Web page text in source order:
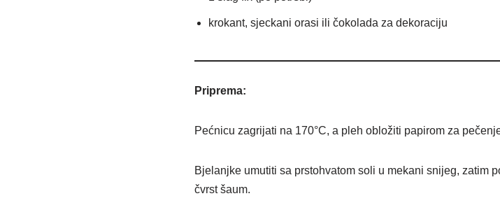
krokant, sjeckani orasi ili čokolada za dekoraciju
Priprema:
Pećnicu zagrijati na 170°C, a pleh obložiti papirom za
Bjelanjke umutiti sa prstohvatom soli u mekani snijeg, zatim
čvrst šaum.